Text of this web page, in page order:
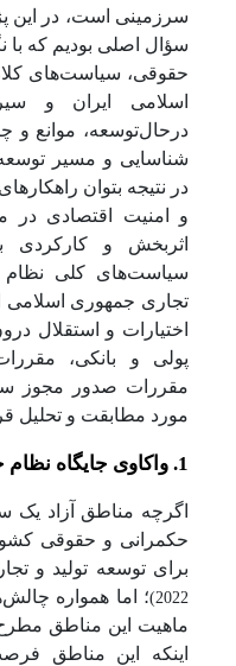
سرزمینی است، در این
سؤال اصلی بودیم که با
حقوقی، سیاست‌های
اسلامی ایران و
درحال‌توسعه، موانع و
شناسایی و مسیر
در نتیجه بتوان
و امنیت اقتصادی در
اثربخش و کارکردی
سیاست‌های کلی نظام
تجاری جمهوری
اختیارات و استقلال
پولی و بانکی،
مقررات صدور مجوز
مورد مطابقت و تحلیل
1. واکاوی جایگاه نظام حقوقی مناطق آزاد تجاری
اگرچه مناطق آزاد یک
حکمرانی و حقوقی
برای توسعه تولید و
2022) ؛ اما همواره
ماهیت این مناطق
اینکه این مناطق